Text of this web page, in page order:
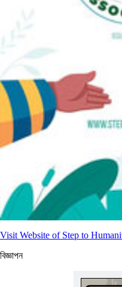
Visit Website of Step to
বিজ্ঞাপন